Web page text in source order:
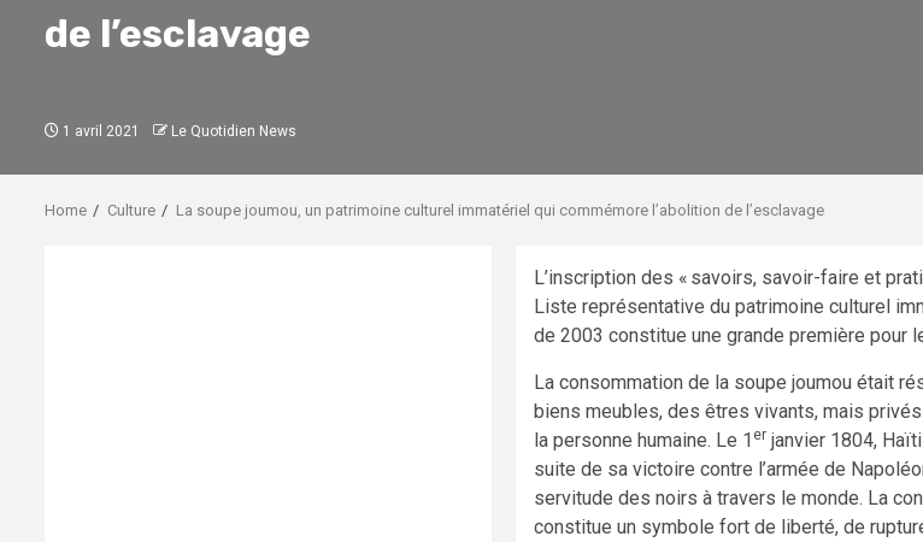
de l’esclavage
1 avril 2021 Le Quotidien News
Home Culture La soupe joumou, un patrimoine culturel immatériel qui commémore l’abolition de l’esclavage
L’inscription des « savoirs, savoir-faire et
Liste représentative du patrimoine culturel
de 2003 constitue une grande première pour
La consommation de la soupe joumou était
biens meubles, des êtres vivants, mais
la personne humaine. Le 1 er janvier 1804,
suite de sa victoire contre l’armée de
servitude des noirs à travers le monde. La
constitue un symbole fort de liberté, de